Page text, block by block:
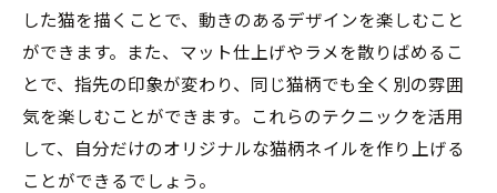
した猫を描くことで、動きのあるデザインを楽しむこと
ができます。また、マット仕上げやラメを散りばめるこ
とで、指先の印象が変わり、同じ猫柄でも全く別の雰囲
気を楽しむことができます。これらのテクニックを活用
して、自分だけのオリジナルな猫柄ネイルを作り上げる
ことができるでしょう。